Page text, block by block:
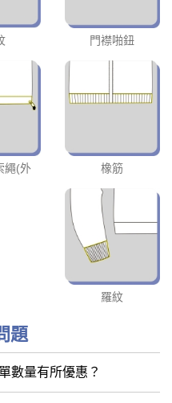
門襟啪鈕
繩(外
橡筋
羅紋
題
數量有所優惠？